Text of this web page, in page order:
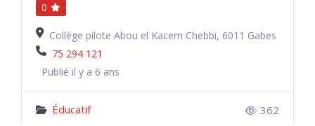
0
Collège pilote Abou el Kacem Chebbi, 6011 Gabes
75 294 121
Publié il y a 6 ans
Éducatif 362